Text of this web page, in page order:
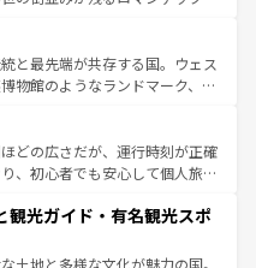
、多彩な楽しみ方が可能だ。さ
魅力が溢れており、どの街角に
いている。パリ以外の個性あふ
歩いても飽きることがない。ベ
エルン州のアルプスの絶景、そ
畑といった風景は必見。ビール
ほしい。 なお、新着の
覧を参照してほしい。
と最先端が共存する国。ウェス
物館のようなランドマーク、歴
る。また、優雅なアフタヌーン
まらない英国パブ、サッカー観
きる体験も豊富。イギリスを旅
。
どの広さだが、運行時刻が正確
、初心者でも安心して個人旅行
、スイスならではのユニークな
光だけでなく町歩きも満喫する
が高いため物価も高いが、旅行
観光ガイド・有名観光スポ
土地と多様な文化が魅力の国。